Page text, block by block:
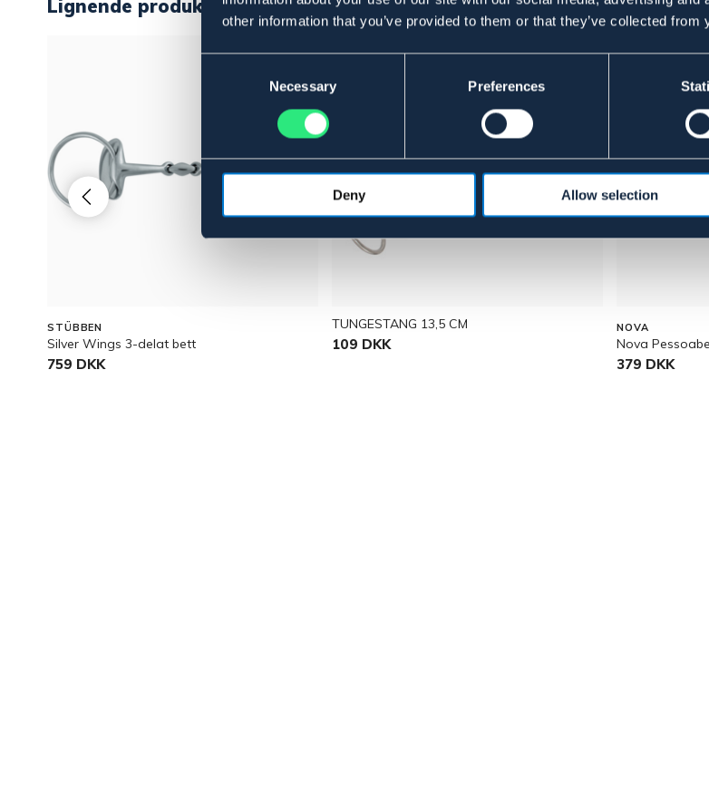
other information that you’ve provided to them or that they’ve collected
Necessary Preferences
Deny Allow selection
Lignende produkter
STÜBBEN
Silver Wings 3-delat bett
759 DKK
TUNGESTANG 13,5 CM
109 DKK
NOVA
Nova
379 DKK